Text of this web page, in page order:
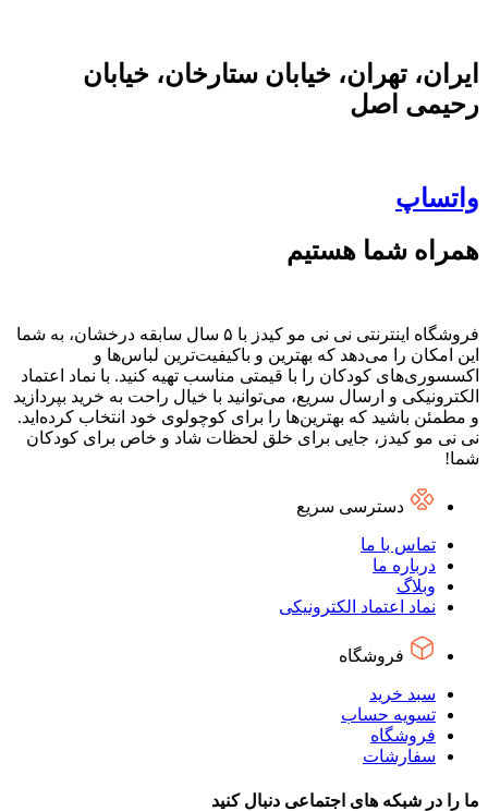
ایران، تهران، خیابان ستارخان، خیابان
رحیمی اصل
واتساپ
همراه شما هستیم
فروشگاه اینترنتی نی نی مو کیدز با ۵ سال سابقه درخشان، به شما
این امکان را می‌دهد که بهترین و باکیفیت‌ترین لباس‌ها و
اکسسوری‌های کودکان را با قیمتی مناسب تهیه کنید. با نماد اعتماد
الکترونیکی و ارسال سریع، می‌توانید با خیال راحت به خرید بپردازید
و مطمئن باشید که بهترین‌ها را برای کوچولوی خود انتخاب کرده‌اید.
نی نی مو کیدز، جایی برای خلق لحظات شاد و خاص برای کودکان
شما!
دسترسی سریع
تماس با ما
درباره ما
وبلاگ
نماد اعتماد الکترونیکی
فروشگاه
سبد خرید
تسویه حساب
فروشگاه
سفارشات
ما را در شبکه های اجتماعی دنبال کنید